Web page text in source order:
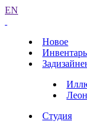
EN
Новое
Инвентарь
Студия